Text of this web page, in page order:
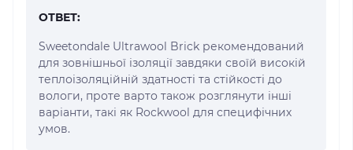
ОТВЕТ:
Sweetondale Ultrawool Brick рекомендований
для зовнішньої ізоляції завдяки своїй високій
теплоізоляційній здатності та стійкості до
вологи, проте варто також розглянути інші
варіанти, такі як Rockwool для специфічних
умов.